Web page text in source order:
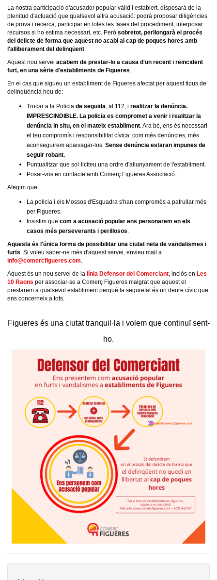
La nostra participació d'acusador popular vàlid i establert, disposarà de la
plenitud d'actuació que qualsevol altra acusació: podrà proposar diligències
de prova i recerca, participar en totes les fases del procediment, interposar
recursos si ho estima necessari, etc. Però sobretot, perllongarà el procés
del delicte de forma que aquest no acabi al cap de poques hores amb
l'alliberament del delinqüent.
Aquest nou servei acabem de prestar-lo a causa d'un recent i reincident
furt, en una sèrie d'establiments de Figueres.
En el cas que sigueu un establiment de Figueres afectat per aquest tipus de
delinqüència heu de:
Trucar a la Policia de seguida, al 112, i realitzar la denúncia.
IMPRESCINDIBLE. La policia es compromet a venir i realitzar la
denúncia in situ, en el mateix establiment. Ara bé, ens és necessari
el teu compromís i responsibilitat cívica: com més denúncies, més
aconseguirem apaivagar-los. Sense denúncia estaran impunes de
seguir robant.
Puntualitzar que sol·liciteu una ordre d'allunyament de l'establiment.
Posar-vos en contacte amb Comerç Figueres Associació.
Afegim que:
La policia i els Mossos d'Esquadra s'han compromès a patrullar més
per Figueres.
Insistim que com a acusació popular ens personarem en els
casos més perseverants i perillosos.
Aquesta és l'única forma de possibilitar una ciutat neta de vandalismes i
furts. Si voleu saber-ne més d'aquest servei, envieu mail a
info@comercfigueres.com.
Aquest és un nou servei de la línia Defensor del Comerciant, inclòs en Les
10 Raons per associar-se a Comerç Figueres malgrat que aquest el
prestarem a qualsevol establiment perquè la seguretat és un deure cívic que
ens concerneix a tots.
Figueres és una ciutat tranquil·la i volem que continuï sent-
ho.